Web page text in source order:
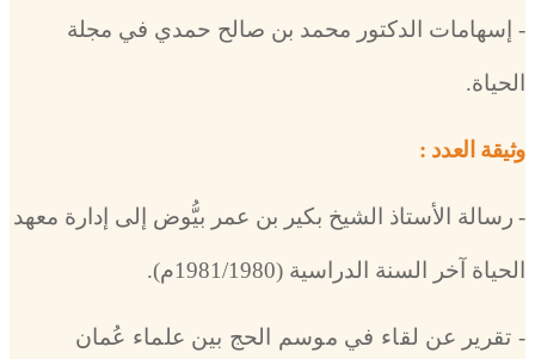
- إسهامات الدكتور محمد بن صالح حمدي في مجلة
الحياة.
وثيقة العدد :
- رسالة الأستاذ الشيخ بكير بن عمر بيُّوض إلى إدارة معهد
الحياة آخر السنة الدراسية (1981/1980م) .
- تقرير عن لقاء في موسم الحج بين علماء عُمان